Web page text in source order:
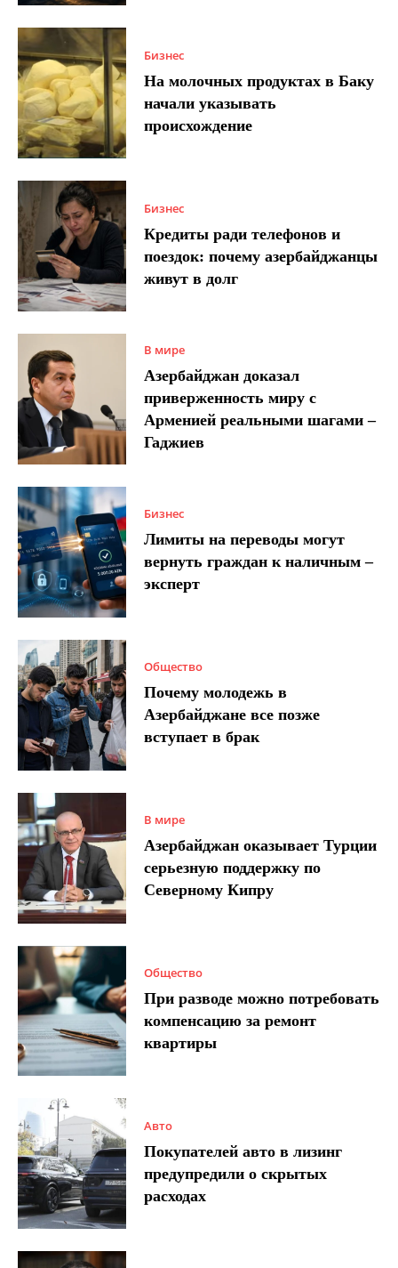
Бизнес
На молочных продуктах в Баку
начали указывать
происхождение
Бизнес
Кредиты ради телефонов и
поездок: почему азербайджанцы
живут в долг
В мире
Азербайджан доказал
приверженность миру с
Арменией реальными шагами –
Гаджиев
Бизнес
Лимиты на переводы могут
вернуть граждан к наличным –
эксперт
Общество
Почему молодежь в
Азербайджане все позже
вступает в брак
В мире
Азербайджан оказывает Турции
серьезную поддержку по
Северному Кипру
Общество
При разводе можно потребовать
компенсацию за ремонт
квартиры
Авто
Покупателей авто в лизинг
предупредили о скрытых
расходах